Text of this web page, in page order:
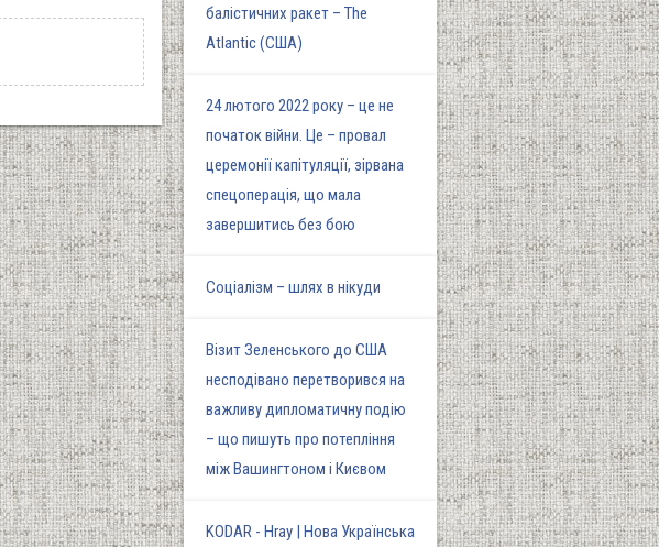
балістичних ракет – The
Atlantic (США)
24 лютого 2022 року – це не
початок війни. Це – провал
церемонії капітуляції, зірвана
спецоперація, що мала
завершитись без бою
Соціалізм – шлях в нікуди
Візит Зеленського до США
несподівано перетворився на
важливу дипломатичну подію
– що пишуть про потепління
між Вашингтоном і Києвом
KODAR - Hray | Нова Українська